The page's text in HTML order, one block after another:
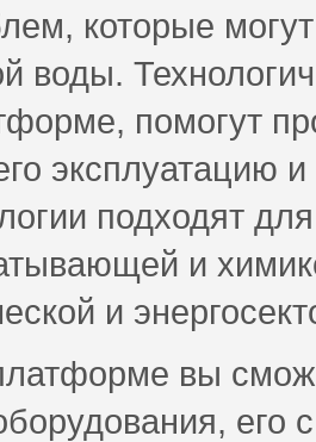
которые
воды.
помогут
эксплуатацию
подходят
и
и
вы